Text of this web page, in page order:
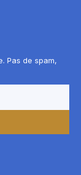
Pas de spam,